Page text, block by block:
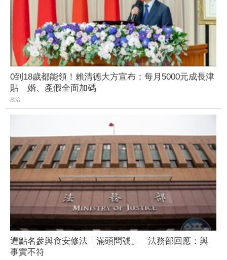
0到18歲都能領！賴清德大方宣布：每月5000元成長津
貼 婚、產假全面加碼
政治
遭點名參與食安修法「滿頭問號」 法務部回應：與
事實不符